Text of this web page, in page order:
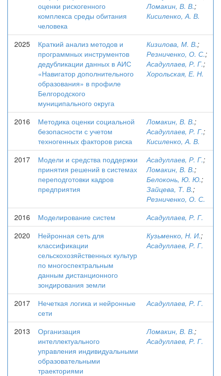
оценки рискогенного
комплекса среды обитания
человека
Ломакин, В. В.;
Кисиленко, А. В.
2025
Краткий анализ методов и
программных инструментов
дедубликации данных в АИС
«Навигатор дополнительного
образования» в профиле
Белгородского
муниципального округа
Кизилова, М. В.;
Резниченко, О. С.;
Асадуллаев, Р. Г.;
Хорольская, Е. Н.
2016
Методика оценки социальной
безопасности с учетом
техногенных факторов риска
Ломакин, В. В.;
Асадуллаев, Р. Г.;
Кисиленко, А. В.
2017
Модели и средства поддержки
принятия решений в системах
переподготовки кадров
предприятия
Асадуллаев, Р. Г.;
Ломакин, В. В.;
Белоконь, Ю. Ю.;
Зайцева, Т. В.;
Резниченко, О. С.
2016
Моделирование систем
Асадуллаев, Р. Г.
2020
Нейронная сеть для
классификации
сельскохозяйственных культур
по многоспектральным
данным дистанционного
зондирования земли
Кузьменко, Н. И.;
Асадуллаев, Р. Г.
2017
Нечеткая логика и нейронные
сети
Асадуллаев, Р. Г.
2013
Организация
интеллектуального
управления индивидуальными
образовательными
траекториями
Ломакин, В. В.;
Асадуллаев, Р. Г.